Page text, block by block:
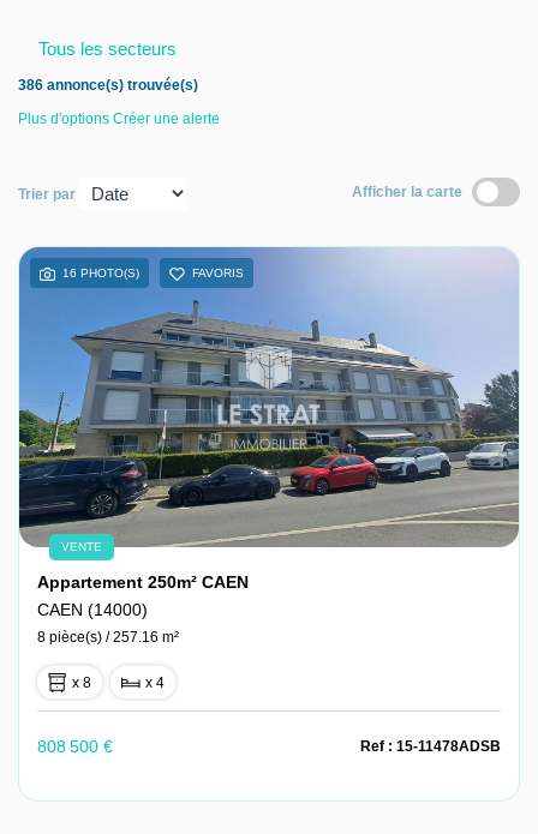
Nos services
Nos agences
Tous les secteurs
386 annonce(s) trouvée(s)
Plus d'options Créer une alerte
Trier par Afficher la carte
16 PHOTO(S) FAVORIS
VENTE
Appartement 250m² CAEN
CAEN (14000)
8 pièce(s) / 257.16 m²
x 8 x 4
808 500 € Ref : 15-11478ADSB